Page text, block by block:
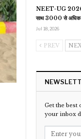
NEET-UG 2026:
साथ 3000 से अधिक
Jul 18, 2026
PREV
Get the best
your inbox